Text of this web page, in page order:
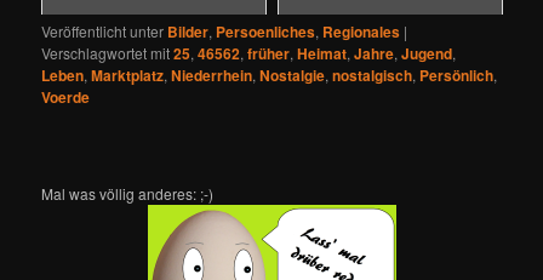
Veröffentlicht unter Bilder, Persoenliches, Regionales |
Verschlagwortet mit25,46562,früher,Heimat,Jahre,Jugend,
Leben,Marktplatz,Niederrhein,Nostalgie,nostalgisch, Persönlich,
Voerde
Mal was völlig anderes: ;-)